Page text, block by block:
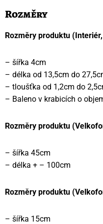
Rozměry
Rozměry produktu
– šířka 4cm
– délka od 13,5cm do
– tloušťka od 1,2cm do
– Baleno v krabicích o
Rozměry produktu
– šířka 45cm
– délka + – 100cm
Rozměry produktu
– šířka 15cm